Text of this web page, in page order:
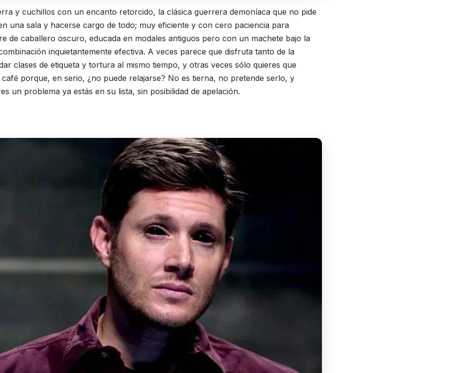
y cuchillos con un encanto retorcido, la clásica guerrera demoníaca que no pide
una sala y hacerse cargo de todo; muy eficiente y con cero paciencia para
de caballero oscuro, educada en modales antiguos pero con un machete bajo la
inquietantemente efectiva. A veces parece que disfruta tanto de la
clases de etiqueta y tortura al mismo tiempo, y otras veces sólo quieres que
porque, en serio, ¿no puede relajarse? No es tierna, no pretende serlo, y
un problema ya estás en su lista, sin posibilidad de apelación.